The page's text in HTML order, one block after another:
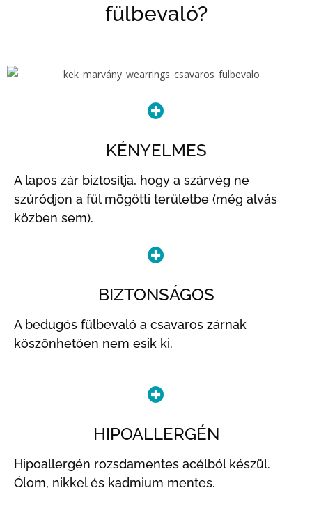
fülbevaló?
KÉNYELMES
A lapos zár biztosítja, hogy a szárvég ne
szúródjon a fül mögötti területbe (még alvás
közben sem).
BIZTONSÁGOS
A bedugós fülbevaló a csavaros zárnak
köszönhetően nem esik ki.
HIPOALLERGÉN
Hipoallergén rozsdamentes acélból készül.
Ólom, nikkel és kadmium mentes.